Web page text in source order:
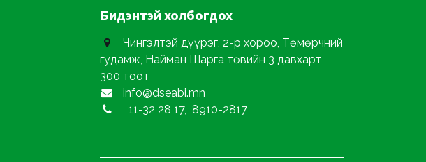
Бидэнтэй холбогдох
Чингэлтэй дүүрэг, 2-р хороо, Төмөрчний
гудамж, Найман Шарга төвийн 3 давхарт,
300 тоот
info@dseabi.mn
11-32 28 17, 8910-2817